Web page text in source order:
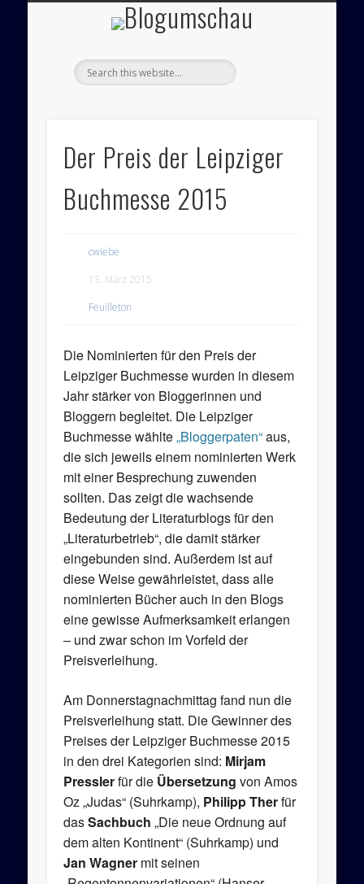
ÜBER UNS – BLOGUMSCHAU
ZEICHNUNGEN
Der Preis der Leipziger
Buchmesse 2015
cwiebe
13. März 2015
Feuilleton
Die Nominierten für den Preis der
Leipziger Buchmesse wurden in diesem
Jahr stärker von Bloggerinnen und
Bloggern begleitet. Die Leipziger
Buchmesse wählte„Bloggerpaten“aus,
die sich jeweils einem nominierten Werk
mit einer Besprechung zuwenden
sollten. Das zeigt die wachsende
Bedeutung der Literaturblogs für den
„Literaturbetrieb“, die damit stärker
eingebunden sind. Außerdem ist auf
diese Weise gewährleistet, dass alle
nominierten Bücher auch in den Blogs
eine gewisse Aufmerksamkeit erlangen
– und zwar schon im Vorfeld der
Preisverleihung.
Am Donnerstagnachmittag fand nun die
Preisverleihung statt. Die Gewinner des
Preises der Leipziger Buchmesse 2015
in den drei Kategorien sind: Mirjam
Presslerfür die Übersetzung von Amos
Oz „Judas“ (Suhrkamp), Philipp Therfür
dasSachbuch „Die neue Ordnung auf
dem alten Kontinent“ (Suhrkamp) und
Jan Wagner mit seinen